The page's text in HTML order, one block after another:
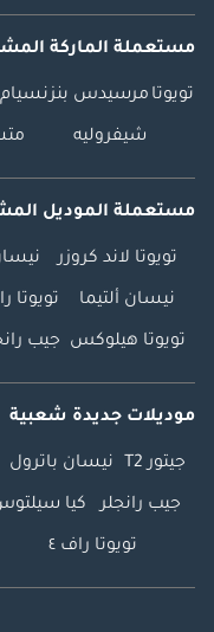
مستعملة الماركة
تويوتا مرسيدس بنزنسيام
شيفروليه
مستعملة الموديل
تويوتا لاند كروزر
نيسان ألتيما تويوتا
تويوتا هيلوكس جيب
موديلات جديدة شعبية
جيتور T2 نيسان باترول
جيب رانجلر كيا
تويوتا راف ٤